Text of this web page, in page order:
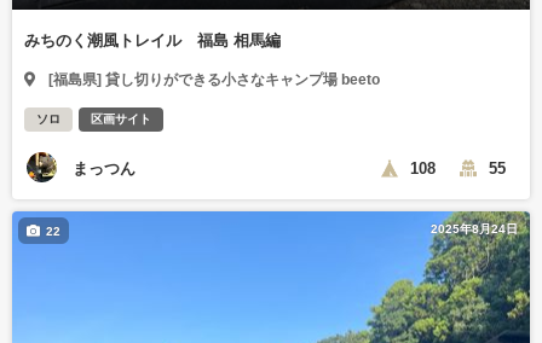
みちのく潮風トレイル 福島 相馬編
[福島県] 貸し切りができる小さなキャンプ場 beeto
ソロ 区画サイト
まっつん 108 55
2025年8月24日
22